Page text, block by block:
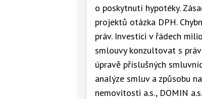
o poskytnutí hypotéky.
projektů otázka DPH.
práv. Investici v řádech
smlouvy konzultovat s
úpravě příslušných
analýze smluv a způsobu
nemovitosti a.s., DOMIN